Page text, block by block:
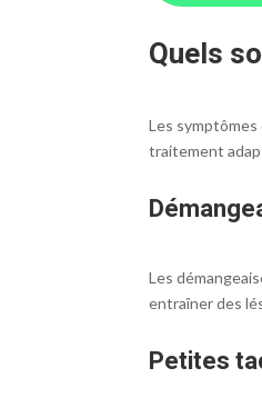
Quels
Les
traitement
Les
entraîner des
Petites